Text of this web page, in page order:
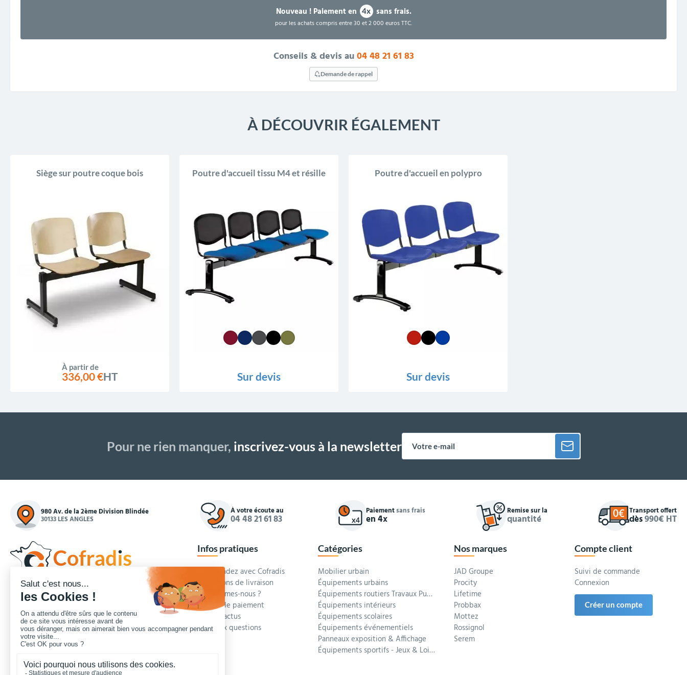
Nouveau !Paiement en 4x sans frais.
pour les achats compris entre 30 et 2 000 euros TTC.
Conseils & devis au04 48 21 61 83
Demande de rappel
À DÉCOUVRIR ÉGALEMENT
Siège sur poutre coque bois
À partir de
336,00 €HT
Poutre d'accueil tissu M4 et résille
Sur devis
Poutre d'accueil en polypro
Sur devis
Pour ne rien manquer, inscrivez-vous à la newsletter
980 Av. de la 2ème Division Blindée
30133 LES ANGLES
À votre écoute au
04 48 21 61 83
Paiementsans frais
en 4x
Remise sur la
quantité
Transport offert
dès990€ HT
Concepteur et fournisseur de mobilier urbain,
Cofradis répond aux besoins d'équipements des
services des collectivités locales, des entreprises
de travaux publics, lycées, écoles.
Nous contacter
Infos pratiques
Commandez avec Cofradis
Conditions de livraison
Qui sommes-nous ?
Modes de paiement
Blog et actus
Foire aux questions
Catégories
Mobilier urbain
Équipements urbains
Équipements routiers Travaux Publics
Équipements intérieurs
Équipements scolaires
Équipements événementiels
Panneaux exposition & Affichage
Équipements sportifs - Jeux & Loisirs
Nos marques
JAD Groupe
Procity
Lifetime
Probbax
Mottez
Rossignol
Serem
Compte client
Suivi de commande
Connexion
Créer un compte